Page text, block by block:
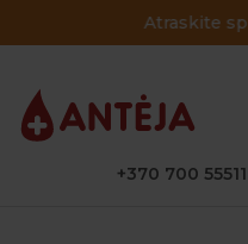
Atraskite
+370 700 55511